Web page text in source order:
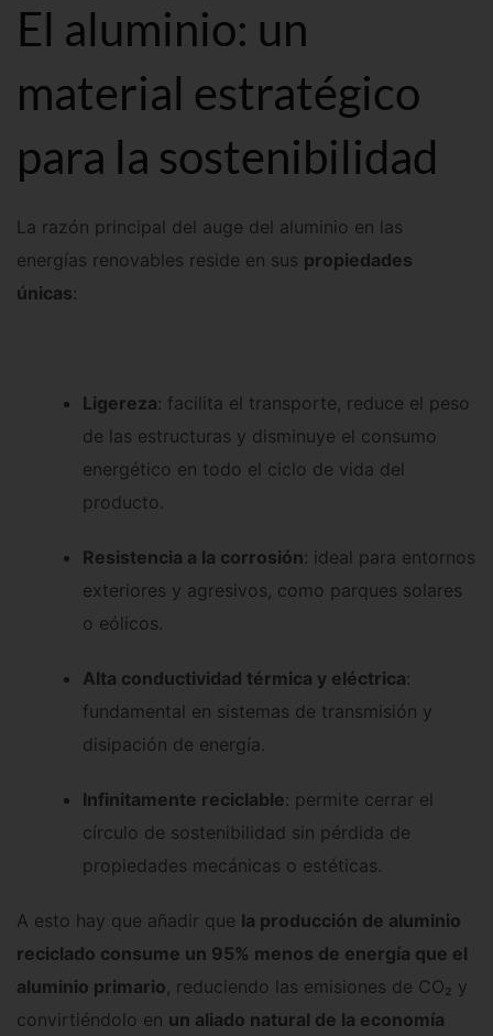
El aluminio: un
material estratégico
para la sostenibilidad
La razón principal del auge del aluminio en las
energías renovables reside en sus propiedades
únicas:
Ligereza: facilita el transporte, reduce el peso
de las estructuras y disminuye el consumo
energético en todo el ciclo de vida del
producto.
Resistencia a la corrosión: ideal para entornos
exteriores y agresivos, como parques solares
o eólicos.
Alta conductividad térmica y eléctrica:
fundamental en sistemas de transmisión y
disipación de energía.
Infinitamente reciclable: permite cerrar el
círculo de sostenibilidad sin pérdida de
propiedades mecánicas o estéticas.
A esto hay que añadir que la producción de aluminio
reciclado consume un 95% menos de energía que el
aluminio primario, reduciendo las emisiones de CO₂ y
convirtiéndolo en un aliado natural de la economía